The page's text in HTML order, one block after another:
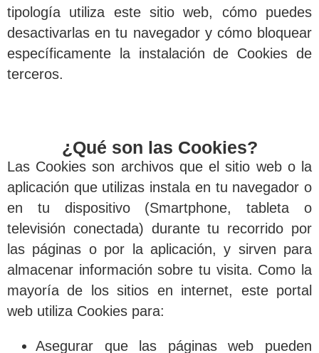
tipología utiliza este sitio web, cómo puedes
desactivarlas en tu navegador y cómo bloquear
específicamente la instalación de Cookies de
terceros.
¿Qué son las Cookies?
Las Cookies son archivos que el sitio web o la
aplicación que utilizas instala en tu navegador o
en tu dispositivo (Smartphone, tableta o
televisión conectada) durante tu recorrido por
las páginas o por la aplicación, y sirven para
almacenar información sobre tu visita. Como la
mayoría de los sitios en internet, este portal
web utiliza Cookies para:
Asegurar que las páginas web pueden